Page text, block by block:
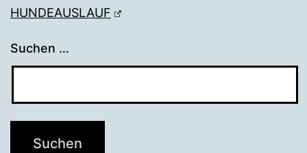
HUNDEAUSLAUF
Suchen …